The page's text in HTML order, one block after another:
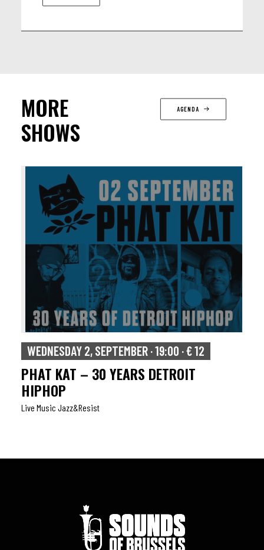
MORE
SHOWS
AGENDA
WEDNESDAY 2, SEPTEMBER · 19:00 · € 12
PHAT KAT – 30 YEARS DETROIT
HIPHOP
Live Music Jazz&resist